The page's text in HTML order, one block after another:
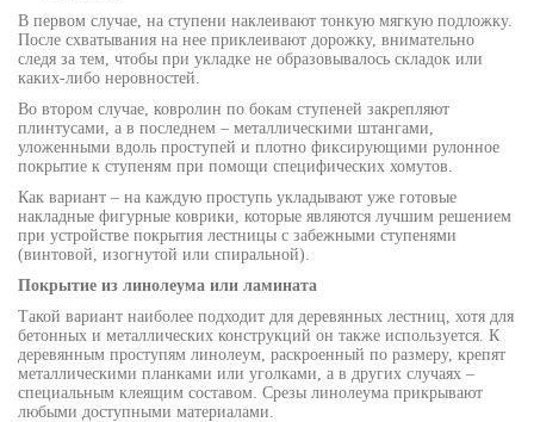
В первом случае, на ступени наклеивают тонкую мягкую подложку.
После схватывания на нее приклеивают дорожку, внимательно
следя за тем, чтобы при укладке не образовывалось складок или
каких-либо неровностей.
Во втором случае, ковролин по бокам ступеней закрепляют
плинтусами, а в последнем – металлическими штангами,
уложенными вдоль проступей и плотно фиксирующими рулонное
покрытие к ступеням при помощи специфических хомутов.
Как вариант – на каждую проступь укладывают уже готовые
накладные фигурные коврики, которые являются лучшим решением
при устройстве покрытия лестницы с забежными ступенями
(винтовой, изогнутой или спиральной).
Покрытие из линолеума или ламината
Такой вариант наиболее подходит для деревянных лестниц, хотя для
бетонных и металлических конструкций он также используется. К
деревянным проступям линолеум, раскроенный по размеру, крепят
металлическими планками или уголками, а в других случаях –
специальным клеящим составом. Срезы линолеума прикрывают
любыми доступными материалами.